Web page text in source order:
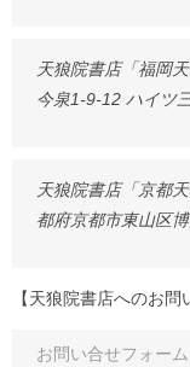
天狼院書店「福岡
今泉1-9-12 ハイツ
天狼院書店「京都
都府京都市東山区
【天狼院書店へのお問
お問い合せフォーム